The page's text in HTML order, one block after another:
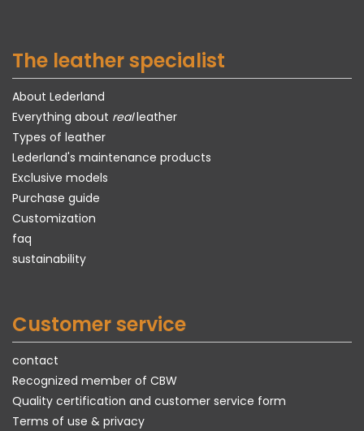
The leather specialist
About Lederland
Everything about realleather
Types of leather
Lederland's maintenance products
Exclusive models
Purchase guide
Customization
faq
sustainability
Customer service
contact
Recognized member of CBW
Quality certification and customer service form
Terms of use & privacy